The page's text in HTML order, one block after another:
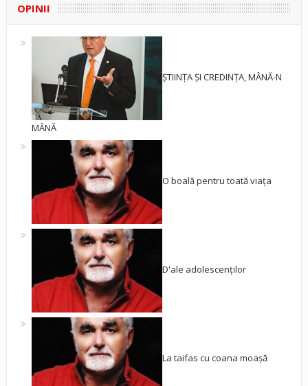
OPINII
ȘTIINȚA ȘI CREDINȚA, MÂNĂ-N
MÂNĂ
O boală pentru toată viața
D'ale adolescenților
La taifas cu coana moașă